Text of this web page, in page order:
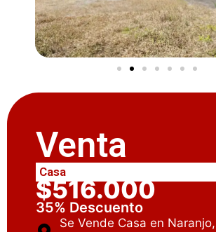
Venta
Casa
$516.000
35% Descuento
Se Vende Casa en Naranjo,